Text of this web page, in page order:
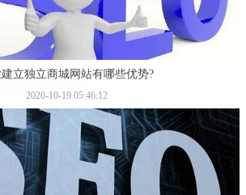
立独立商城网站有哪些优势?
2020-10-19 05:46:12